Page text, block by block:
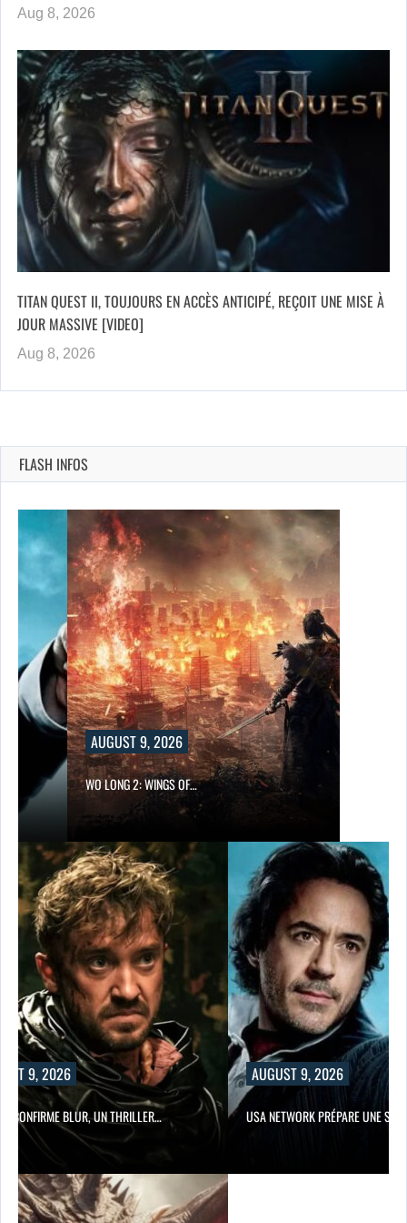
Aug 8, 2026
TITAN QUEST II, TOUJOURS EN ACCÈS ANTICIPÉ, REÇOIT UNE MISE À
JOUR MASSIVE [VIDEO]
Aug 8, 2026
FLASH INFOS
AUGUST 9, 2026
WO LONG 2: WINGS OF…
9, 2026
CONFIRME BLUR, UN THRILLER…
AUGUST 9, 2026
USA NETWORK PRÉPARE UNE